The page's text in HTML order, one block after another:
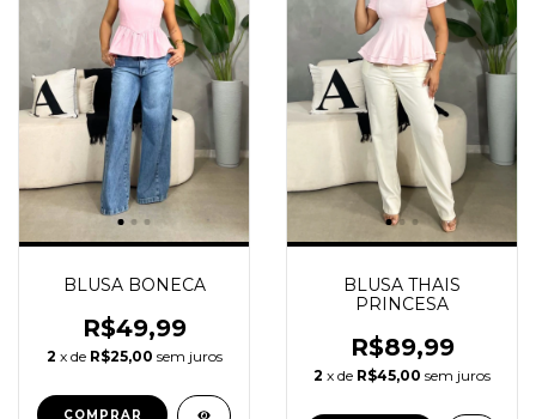
BLUSA BONECA
R$49,99
2 x de R$25,00 sem juros
COMPRAR
BLUSA THAIS
PRINCESA
R$89,99
2 x de R$45,00 sem juros